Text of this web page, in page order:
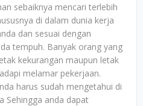
sebaiknya mencari terlebih
di dalam dunia kerja
dan sesuai dengan
tempuh. Banyak orang yang
kekurangan maupun letak
melamar pekerjaan.
harus sudah mengetahui di
Sehingga anda dapat